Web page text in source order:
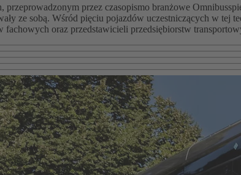
przez czasopismo branżowe
ze sobą. Wśród pięciu pojazdów uczestniczących w tej
oraz przedstawicieli przedsiębiorstw